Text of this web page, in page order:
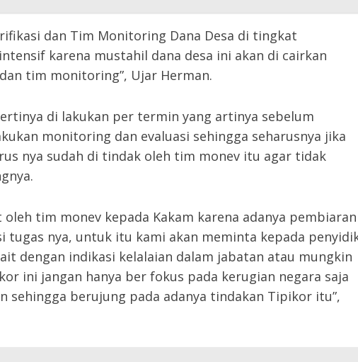
dan Tim Monitoring Dana Desa di tingkat
karena mustahil dana desa ini akan di cairkan
tim monitoring”, Ujar Herman.
di lakukan per termin yang artinya sebelum
monitoring dan evaluasi sehingga seharusnya jika
nya sudah di tindak oleh tim monev itu agar tidak
tim monev kepada Kakam karena adanya pembiaran
tugas nya, untuk itu kami akan meminta kepada
dengan indikasi kelalaian dalam jabatan atau mungkin
ini jangan hanya ber fokus pada kerugian negara saja
sehingga berujung pada adanya tindakan Tipikor itu”,